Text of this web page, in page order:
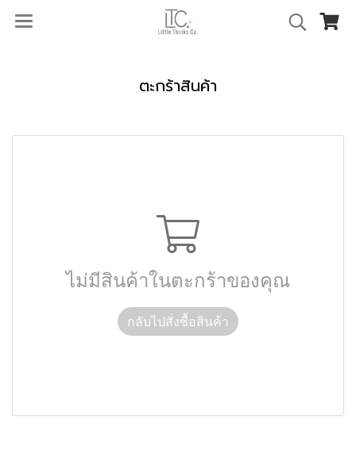
ตะกร้าสินค้า
ไม่มีสินค้าในตะกร้าของคุณ
กลับไปสั่งซื้อสินค้า